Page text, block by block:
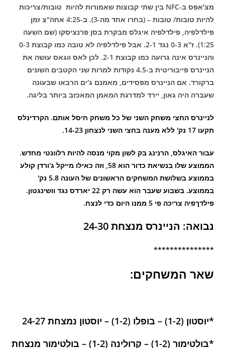
מצ'אפס ב-NFC בין שתי קבוצות שאמורות להיות טובות/צריכות
להיות טובות/ טובות – (בחרו אחד מה-3).
ב-4:25 אחה"צ זמן
פילדלפיה, פילדלפיה איגלס מבקרת בסן פרנציסקו (שם השעה
1:25). ז"א 0-3 נגד 2-1. אבל פילדלפיה לא טובה כמו קבוצת 0-3
והניינרס אינה גרועה כמו קבוצת 2-1. לכן לאס ווגאס עושה את
הניינרס פייבוריטית ב-4.5 נקודות למרות שני הקטבים השונים
ברקורד. אם הניינרס מפסידים, מאמנם ג'ים הרבאו שבעונה
שעברה היה גאון, יירד למדרגת המאמן המאכזב ביותר בליגה.
לניינרס החצי משחק השני של כל משחק חיסל אותם. הקרדינלס
תקעו 17 נק' ללא מענה בחצי השני לנצחון 14-23.
עבור האיגלס, הרנינג בק לשון מקוי מנסה להיות רלוונטי מחדש.
הממוצע שלו בנשיאת כדור הוא 58, וזה כאילו מייקל ג'ורדן קולע
בממוצע בשלושת המשחקים הראשונים של העונה 5.8 נק'
בממוצע. בשבוע שעבר הוא עשה רק 22 יארדס נגד וושינגטון.
פילדךפיה צריכה פי 5 ממנו היום כדי לנצח.
נבואה: הניינרס מנצחת 24-30
***************
שאר המשחקים:
*יוסטון (1-2) – בופלו (1-2) – יוסטון נמצחת 24-27
*בולטימור (1-2) – קרולינה (1-2) – בולטימור מנצחת